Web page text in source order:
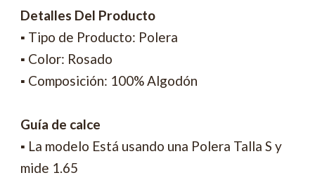
Detalles Del Producto
▪ Tipo de Producto: Polera
▪ Color: Rosado
▪ Composición: 100% Algodón
Guía de calce
▪ La modelo Está usando una Polera Talla S y
mide 1.65